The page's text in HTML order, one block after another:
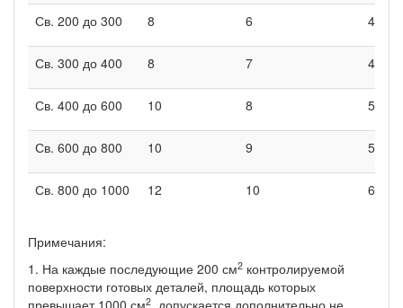
Св. 200 до 300 8 6 4
Св. 300 до 400 8 7 4
Св. 400 до 600 10 8 5
Св. 600 до 800 10 9 5
Св. 800 до 1000 12 10 6
Примечания:
1. На каждые последующие 200 см2 контролируемой
поверхности готовых деталей, площадь которых
превышает 1000 см2 , допускается дополнительно не